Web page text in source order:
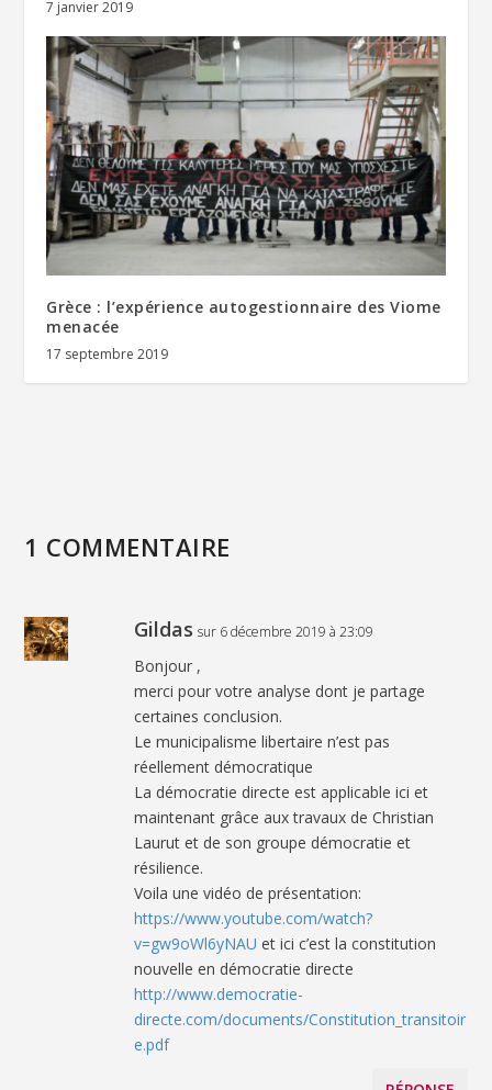
7 janvier 2019
Grèce : l’expérience autogestionnaire des Viome
menacée
17 septembre 2019
1 COMMENTAIRE
Gildas sur 6 décembre 2019 à 23:09
Bonjour ,
merci pour votre analyse dont je partage
certaines conclusion.
Le municipalisme libertaire n’est pas
réellement démocratique
La démocratie directe est applicable ici et
maintenant grâce aux travaux de Christian
Laurut et de son groupe démocratie et
résilience.
Voila une vidéo de présentation:
https://www.youtube.com/watch?
v=gw9oWl6yNAU et ici c’est la constitution
nouvelle en démocratie directe
http://www.democratie-
directe.com/documents/Constitution_transitoir
e.pdf